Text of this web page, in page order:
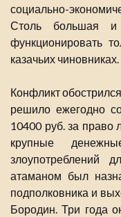
социально-
Столь большая и
функционировать
казачьих
Конфликт
решило ежегодно
10400 руб. за право
крупные
злоупотреблений
атаманом был
подполковника и
Бородин. Три года